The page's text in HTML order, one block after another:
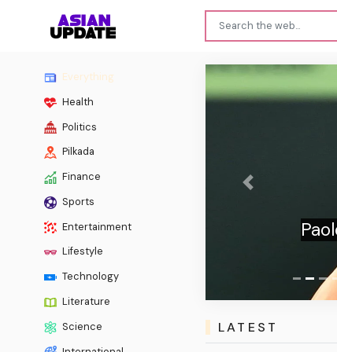
Everything
Health
Politics
Pilkada
Finance
Sports
Entertainment
Lifestyle
Technology
Literature
Science
Previous
LATEST